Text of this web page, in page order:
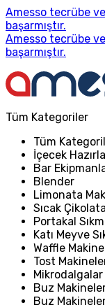
Amesso tecrübe
başarmıştır.
Amesso tecrübe
başarmıştır.
Tüm Kategoriler
Tüm
İçecek
Bar
Blender
Limonata
Sıcak
Portakal
Katı Meyve
Waffle
Tost
Mikrodalgalar
Buz
Buz